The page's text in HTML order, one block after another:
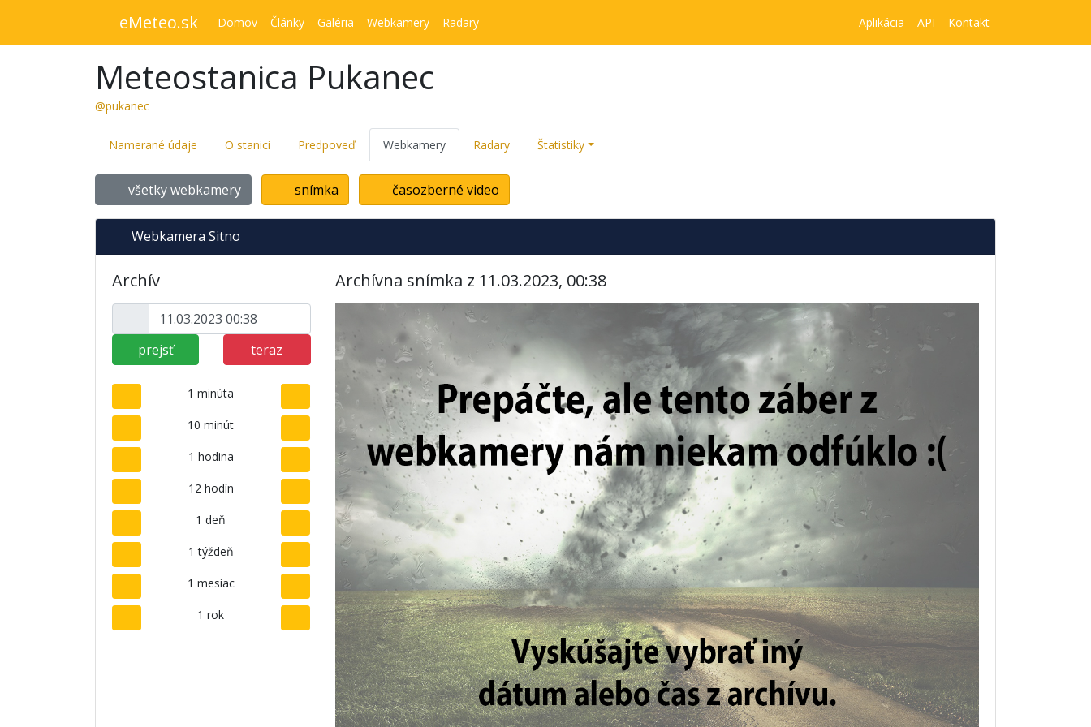
eMeteo.sk Domov Články Galéria Webkamery Radary Aplikácia API Kontakt
Meteostanica Pukanec
@pukanec
Namerané údaje O stanici Predpoveď Webkamery Radary Štatistiky
všetky webkamery snímka časozberné video
Webkamera Sitno
Archív
prejsť teraz
1 minúta
10 minút
1 hodina
12 hodín
1 deň
1 týždeň
1 mesiac
1 rok
Archívna snímka z 11.03.2023, 00:38